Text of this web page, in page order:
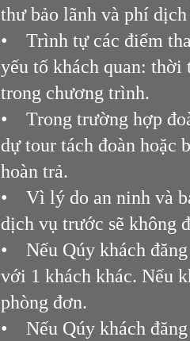
thư bảo lãnh và phí
• Trình tự các điểm
yếu tố khách quan: thời
trong chương trình.
• Trong trường hợp
dự tour tách đoàn hoặc
hoàn trả.
• Vì lý do an ninh và
dịch vụ trước sẽ không
• Nếu Qúy khách đăng
với 1 khách khác. Nếu
phòng đơn.
• Nếu Qúy khách đăng